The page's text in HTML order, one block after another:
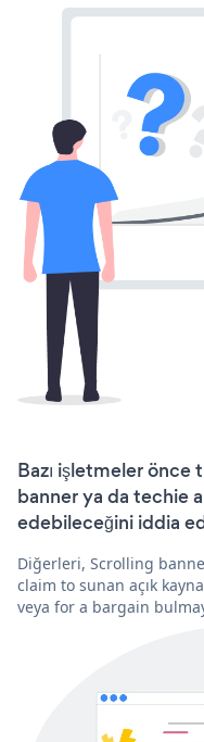
Bazı işletmeler
banner ya da techie
edebileceğini iddia
Diğerleri, Scrolling
claim to sunan açık
veya for a bargain